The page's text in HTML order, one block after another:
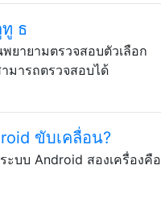
ธ
ยายามตรวจสอบตัวเลือก
มารถตรวจสอบได้
ขับเคลื่อน?
บบ Android สองเครื่องคือ